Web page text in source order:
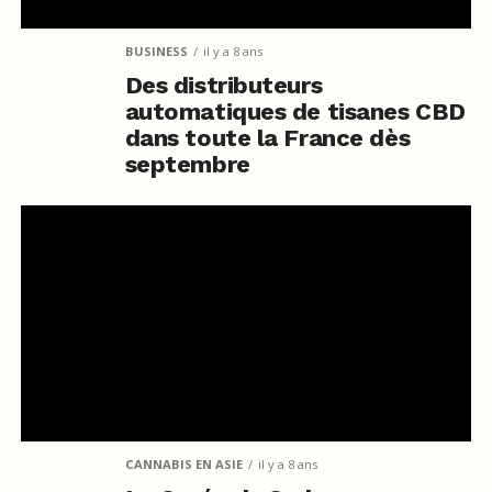
BUSINESS il y a 8 ans
Des distributeurs
automatiques de tisanes CBD
dans toute la France dès
septembre
CANNABIS EN ASIE il y a 8 ans